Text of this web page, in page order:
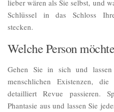
lieber wären als Sie selbst, und
Schlüssel in das Schloss
stecken.
Welche Person
Gehen Sie in sich und lassen
menschlichen Existenzen,
detailliert Revue passieren.
Phantasie aus und lassen Sie